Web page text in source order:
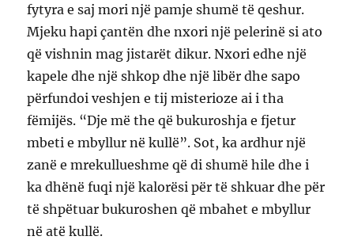
fytyra e saj mori një pamje shumë të qeshur.
Mjeku hapi çantën dhe nxori një pelerinë si ato
që vishnin mag jistarët dikur. Nxori edhe një
kapele dhe një shkop dhe një libër dhe sapo
përfundoi veshjen e tij misterioze ai i tha
fëmijës. “Dje më the që bukuroshja e fjetur
mbeti e mbyllur në kullë”. Sot, ka ardhur një
zanë e mrekullueshme që di shumë hile dhe i
ka dhënë fuqi një kalorësi për të shkuar dhe për
të shpëtuar bukuroshen që mbahet e mbyllur
në atë kullë.